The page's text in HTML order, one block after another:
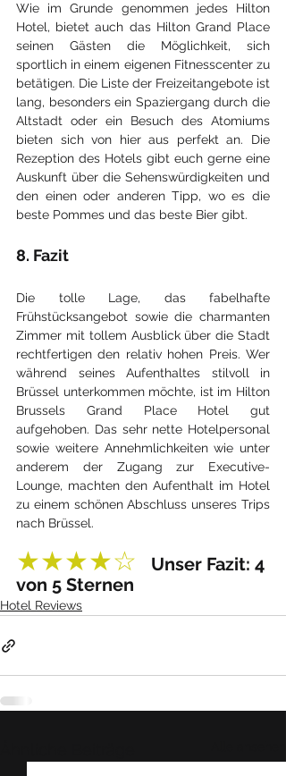
Wie im Grunde genommen jedes Hilton
Hotel, bietet auch das Hilton Grand Place
seinen Gästen die Möglichkeit, sich
sportlich in einem eigenen Fitnesscenter zu
betätigen. Die Liste der Freizeitangebote ist
lang, besonders ein Spaziergang durch die
Altstadt oder ein Besuch des Atomiums
bieten sich von hier aus perfekt an. Die
Rezeption des Hotels gibt euch gerne eine
Auskunft über die Sehenswürdigkeiten und
den einen oder anderen Tipp, wo es die
beste Pommes und das beste Bier gibt.
8. Fazit
Die tolle Lage, das fabelhafte
Frühstücksangebot sowie die charmanten
Zimmer mit tollem Ausblick über die Stadt
rechtfertigen den relativ hohen Preis. Wer
während seines Aufenthaltes stilvoll in
Brüssel unterkommen möchte, ist im Hilton
Brussels Grand Place Hotel gut
aufgehoben. Das sehr nette Hotelpersonal
sowie weitere Annehmlichkeiten wie unter
anderem der Zugang zur Executive-
Lounge, machten den Aufenthalt im Hotel
zu einem schönen Abschluss unseres Trips
nach Brüssel.
★★★★☆
Unser Fazit: 4
von 5 Sternen
Hotel Reviews